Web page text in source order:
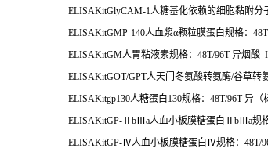
ELISAKitGlyCAM-1 人糖基化依赖的细胞黏附分
ELISAKitGMP-140人血浆α颗粒膜蛋白规格：
ELISAKitGM人胃粘液素规格： 48T/96T异烟酸
ELISAKitGOT/GPT人天门冬氨酸转氨酶/谷草转
ELISAKitgp130人糖蛋白130规格： 48T/96T异（
ELISAKitGP- Ⅱ bⅢa人血小板膜糖蛋白Ⅱ bⅢa规
ELISAKitGP-Ⅳ人血小板膜糖蛋白Ⅳ规格： 48T/